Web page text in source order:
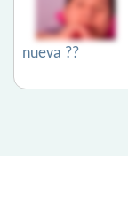
nueva ??